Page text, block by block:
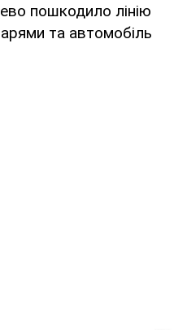
пошкодило лінію
та автомобіль